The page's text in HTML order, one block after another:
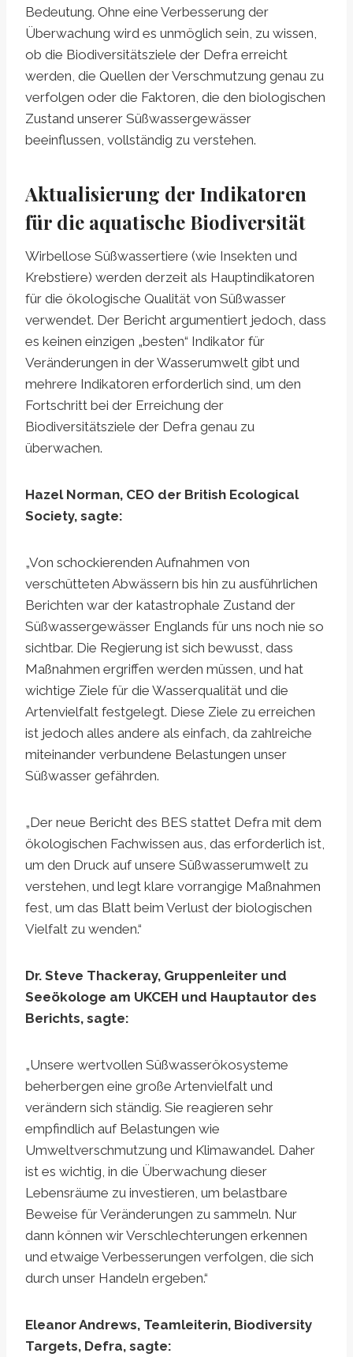
Bedeutung. Ohne eine Verbesserung der
Überwachung wird es unmöglich sein, zu wissen,
ob die Biodiversitätsziele der Defra erreicht
werden, die Quellen der Verschmutzung genau zu
verfolgen oder die Faktoren, die den biologischen
Zustand unserer Süßwassergewässer
beeinflussen, vollständig zu verstehen.
Aktualisierung der Indikatoren
für die aquatische Biodiversität
Wirbellose Süßwassertiere (wie Insekten und
Krebstiere) werden derzeit als Hauptindikatoren
für die ökologische Qualität von Süßwasser
verwendet. Der Bericht argumentiert jedoch, dass
es keinen einzigen „besten“ Indikator für
Veränderungen in der Wasserumwelt gibt und
mehrere Indikatoren erforderlich sind, um den
Fortschritt bei der Erreichung der
Biodiversitätsziele der Defra genau zu
überwachen.
Hazel Norman, CEO der British Ecological
Society, sagte:
„Von schockierenden Aufnahmen von
verschütteten Abwässern bis hin zu ausführlichen
Berichten war der katastrophale Zustand der
Süßwassergewässer Englands für uns noch nie so
sichtbar. Die Regierung ist sich bewusst, dass
Maßnahmen ergriffen werden müssen, und hat
wichtige Ziele für die Wasserqualität und die
Artenvielfalt festgelegt. Diese Ziele zu erreichen
ist jedoch alles andere als einfach, da zahlreiche
miteinander verbundene Belastungen unser
Süßwasser gefährden.
„Der neue Bericht des BES stattet Defra mit dem
ökologischen Fachwissen aus, das erforderlich ist,
um den Druck auf unsere Süßwasserumwelt zu
verstehen, und legt klare vorrangige Maßnahmen
fest, um das Blatt beim Verlust der biologischen
Vielfalt zu wenden.“
Dr. Steve Thackeray, Gruppenleiter und
Seeökologe am UKCEH und Hauptautor des
Berichts, sagte:
„Unsere wertvollen Süßwasserökosysteme
beherbergen eine große Artenvielfalt und
verändern sich ständig. Sie reagieren sehr
empfindlich auf Belastungen wie
Umweltverschmutzung und Klimawandel. Daher
ist es wichtig, in die Überwachung dieser
Lebensräume zu investieren, um belastbare
Beweise für Veränderungen zu sammeln. Nur
dann können wir Verschlechterungen erkennen
und etwaige Verbesserungen verfolgen, die sich
durch unser Handeln ergeben.“
Eleanor Andrews, Teamleiterin, Biodiversity
Targets, Defra, sagte: